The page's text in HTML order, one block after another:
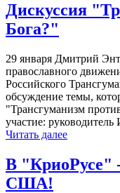
Дискуссия
Бога?"
29 января Дмитрий
православного
Российского
обсуждение темы,
"Трансгуманизм
участие:
Читать далее
В "КриоРусе"
США!